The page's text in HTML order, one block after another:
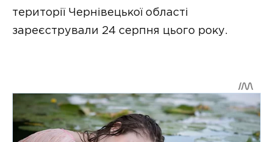
території Чернівецької області
зареєстрували 24 серпня цього року.